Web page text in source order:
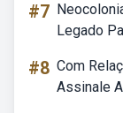
#7
Legado
#8 Com
Assinale